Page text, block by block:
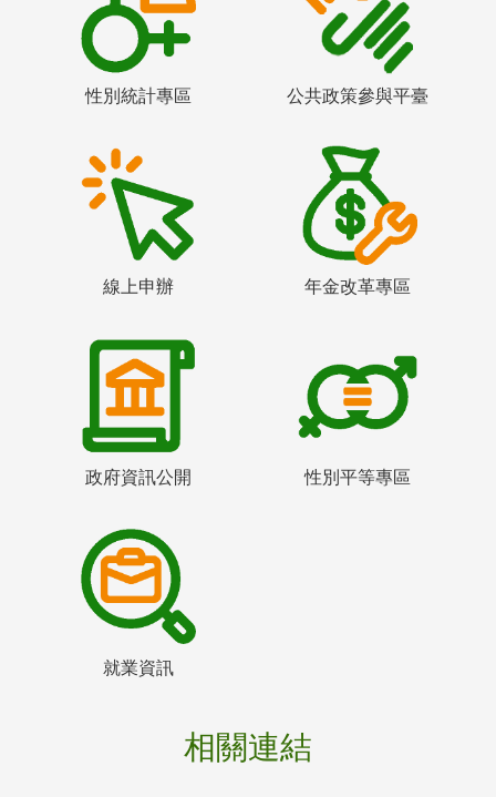
性別統計專區 公共政策參與平臺
線上申辦 年金改革專區
政府資訊公開 性別平等專區
就業資訊
相關連結